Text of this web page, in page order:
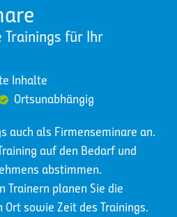
für Ihr
Inhalte
Ortsunabhängig
auch als Firmenseminare an.
auf den Bedarf und
abstimmen.
Trainern planen Sie die
sowie Zeit des Trainings.